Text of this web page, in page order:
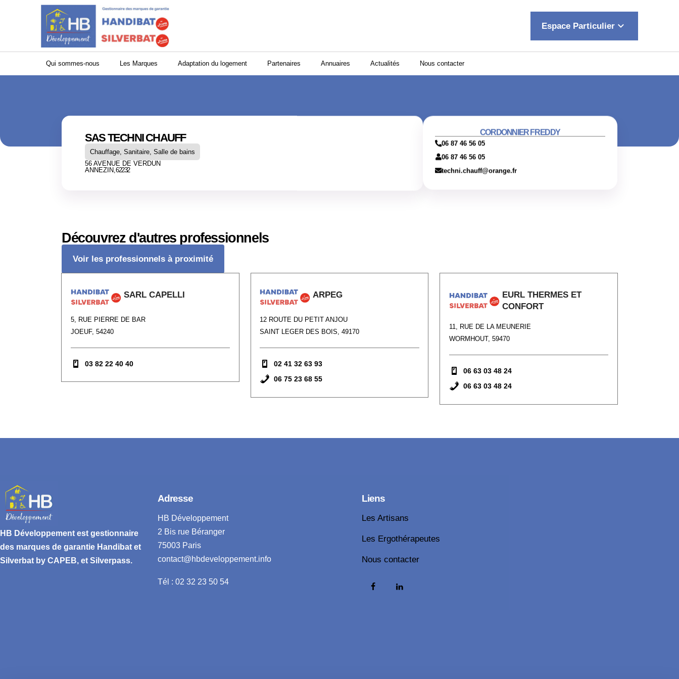
Panneau de gestion des cookies
Espace Particulier keyboard_arrow_down
Qui sommes-nous Les Marques Adaptation du logement Partenaires Annuaires Actualités Nous contacter
SAS TECHNI CHAUFF
Chauffage, Sanitaire, Salle de bains
56 AVENUE DE VERDUN
ANNEZIN,62232
CORDONNIER FREDDY
06 87 46 56 05
06 87 46 56 05
techni.chauff@orange.fr
Découvrez d'autres professionnels
Voir les professionnels à proximité
SARL CAPELLI
5, RUE PIERRE DE BAR
JOEUF, 54240
03 82 22 40 40
ARPEG
12 ROUTE DU PETIT ANJOU
SAINT LEGER DES BOIS, 49170
02 41 32 63 93
06 75 23 68 55
EURL THERMES ET
CONFORT
11, RUE DE LA MEUNERIE
WORMHOUT, 59470
06 63 03 48 24
06 63 03 48 24
HB Développement est gestionnaire
des marques de garantie Handibat et
Silverbat by CAPEB, et Silverpass.
Adresse
HB Développement
2 Bis rue Béranger
75003 Paris
contact@hbdeveloppement.info
Tél : 02 32 23 50 54
Liens
Les Artisans
Les Ergothérapeutes
Nous contacter